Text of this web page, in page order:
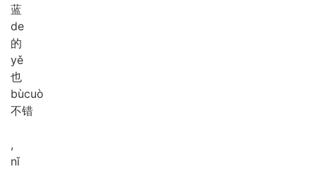
蓝
de
的
yě
也
bùcuò
不错
,
nǐ